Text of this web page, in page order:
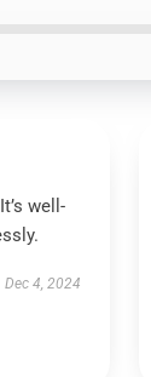
well-
Dec 4, 2024